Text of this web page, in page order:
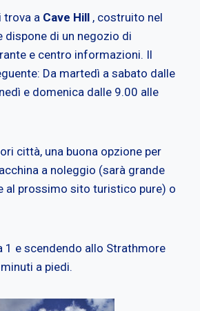
trova a Cave Hill , costruito nel
dispone di un negozio di
e centro informazioni. Il
Da martedì a sabato dalle
e domenica dalle 9.00 alle
città, una buona opzione per
a noleggio (sarà grande
al prossimo sito turistico pure) o
1 e scendendo allo Strathmore
a piedi.